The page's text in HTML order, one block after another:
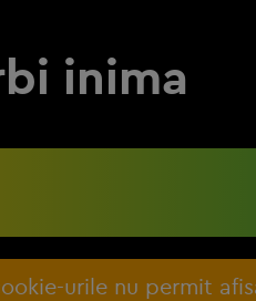
inima
urile nu permit